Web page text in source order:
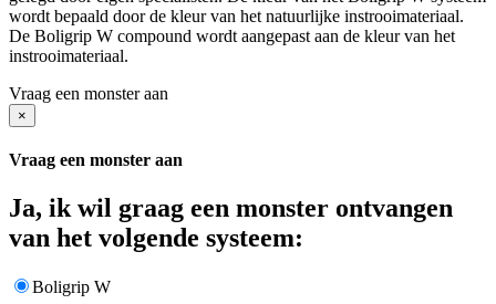
wordt bepaald door de kleur van het natuurlijke instrooimateriaal.
De Boligrip W compound wordt aangepast aan de kleur van het
instrooimateriaal.
Vraag een monster aan
×
Vraag een monster aan
Ja, ik wil graag een monster ontvangen
van het volgende systeem:
Boligrip W